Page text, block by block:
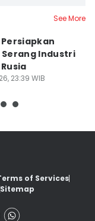
See More
Serang Industri
23:39 WIB
of Services
Sitemap